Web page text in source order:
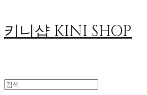
키니샵 KINI SHOP